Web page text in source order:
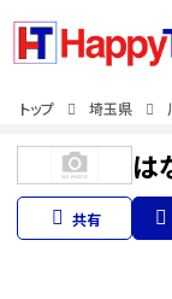
トップ 埼玉県
は
共有